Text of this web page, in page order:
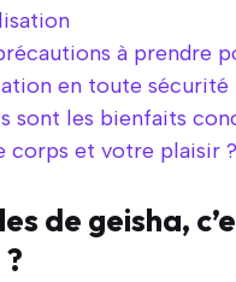
à prendre
en toute sécurité
sont les bienfaits
corps et votre plaisir ?
de geisha,